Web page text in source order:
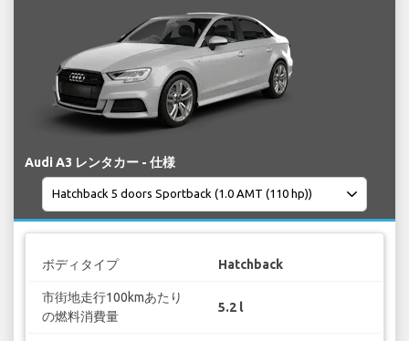
Audi A3 レンタカー - 仕様
ボディタイプ Hatchback
市街地走行100kmあたり
の燃料消費量
5.2 l